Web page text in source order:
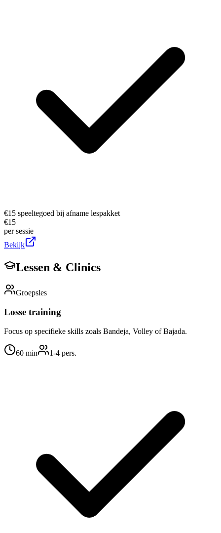
€15 speeltegoed bij afname lespakket
€15
per sessie
Bekijk
Lessen & Clinics
Groepsles
Losse training
Focus op specifieke skills zoals Bandeja, Volley of Bajada.
60 min 1-4 pers.